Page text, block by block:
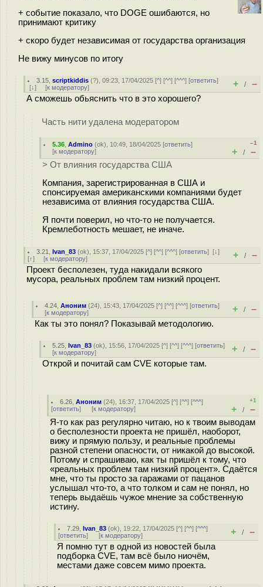
+ событие показало, что DOGE ошибаются, но
принимают критику
+ скоро будет независимая от государства организация
Не вижу минусов по итогу
3.15 ,scriptkiddis (?), 09:23, 17/04/2025 [^] [^^] [^^^] [ответить]
[↓] [к модератору] + / –
А сможешь обьяснить что в это хорошего?
Часть нити удалена модератором
5.36 ,Admino (ok), 10:49, 18/04/2025 [ответить]
[к модератору]
–1
+ / –
> От влияния государства США
Компания, зарегистрированная в США и
спонсируемая американскими компаниями будет
независима от влияния государства США.
Я почти поверил, но что-то не получается.
Кремлеботность мешает, не иначе.
3.21 ,Ivan_83 (ok), 15:37, 17/04/2025 [^] [^^] [^^^] [ответить][↓]
[↑] [к модератору] + / –
Проект бесполезен, туда накидали всякого
мусора, реальных проблем там низкий процент.
4.24 ,Аноним (24), 15:43, 17/04/2025 [^] [^^] [^^^] [ответить]
[к модератору] + / –
Как ты это понял? Показывай методологию.
5.25 ,Ivan_83 (ok), 15:56, 17/04/2025 [^] [^^] [^^^] [ответить]
[к модератору] + / –
Открой и почитай сам CVE которые там.
6.26 ,Аноним (24), 16:37, 17/04/2025 [^] [^^] [^^^]
[ответить] [к модератору]
+1
+ / –
Я-то как раз регулярно читаю, но к твоим выводам
о бесполезности проекта не пришёл, наоборот,
вижу и прямую пользу, и реальные проблемы
разной степени опасности, от никакой до высокой.
Потому и спрашиваю, как ты пришёл к тому, что
«реальных проблем там низкий процент». Сдаётся
мне, что ты просто за гаражами от пацанов
услышал что-то, а что толком и сам не понял, но
теперь выдаёшь чужое мнение за собственную
истину.
7.29 ,Ivan_83 (ok), 19:22, 17/04/2025 [^] [^^] [^^^]
[ответить] [к модератору] + / –
Я помню тут в одной из новостей была
подборка CVE, там всё было ниочём,
местами даже совсем мимо проекта.